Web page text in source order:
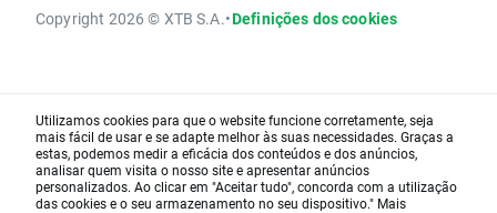
Copyright 2026 © XTB S.A.•Definições dos cookies
Utilizamos cookies para que o website funcione corretamente, seja
mais fácil de usar e se adapte melhor às suas necessidades. Graças a
estas, podemos medir a eficácia dos conteúdos e dos anúncios,
analisar quem visita o nosso site e apresentar anúncios
personalizados. Ao clicar em "Aceitar tudo", concorda com a utilização
das cookies e o seu armazenamento no seu dispositivo." Mais